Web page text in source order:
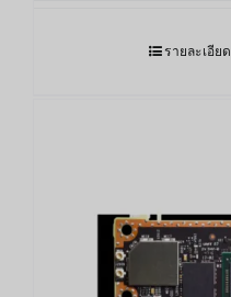
รายละเอียด